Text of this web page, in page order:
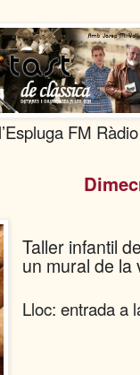
FM Ràdio
Taller infantil
un mural de la
Lloc: entrada a